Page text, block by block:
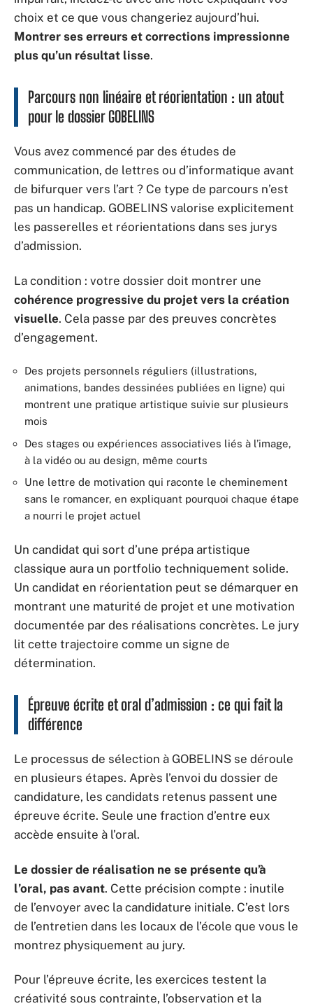
choix et ce que vous changeriez aujourd’hui.
Montrer ses erreurs et corrections impressionne
plus qu’un résultat lisse.
Parcours non linéaire et réorientation : un atout
pour le dossier GOBELINS
Vous avez commencé par des études de
communication, de lettres ou d’informatique avant
de bifurquer vers l’art ? Ce type de parcours n’est
pas un handicap. GOBELINS valorise explicitement
les passerelles et réorientations dans ses jurys
d’admission.
La condition : votre dossier doit montrer une
cohérence progressive du projet vers la création
visuelle. Cela passe par des preuves concrètes
d’engagement.
Des projets personnels réguliers (illustrations,
animations, bandes dessinées publiées en ligne) qui
montrent une pratique artistique suivie sur plusieurs
mois
Des stages ou expériences associatives liés à l’image,
à la vidéo ou au design, même courts
Une lettre de motivation qui raconte le cheminement
sans le romancer, en expliquant pourquoi chaque étape
a nourri le projet actuel
Un candidat qui sort d’une prépa artistique
classique aura un portfolio techniquement solide.
Un candidat en réorientation peut se démarquer en
montrant une maturité de projet et une motivation
documentée par des réalisations concrètes. Le jury
lit cette trajectoire comme un signe de
détermination.
Épreuve écrite et oral d’admission : ce qui fait la
différence
Le processus de sélection à GOBELINS se déroule
en plusieurs étapes. Après l’envoi du dossier de
candidature, les candidats retenus passent une
épreuve écrite. Seule une fraction d’entre eux
accède ensuite à l’oral.
Le dossier de réalisation ne se présente qu’à
l’oral, pas avant. Cette précision compte : inutile
de l’envoyer avec la candidature initiale. C’est lors
de l’entretien dans les locaux de l’école que vous le
montrez physiquement au jury.
Pour l’épreuve écrite, les exercices testent la
créativité sous contrainte, l’observation et la